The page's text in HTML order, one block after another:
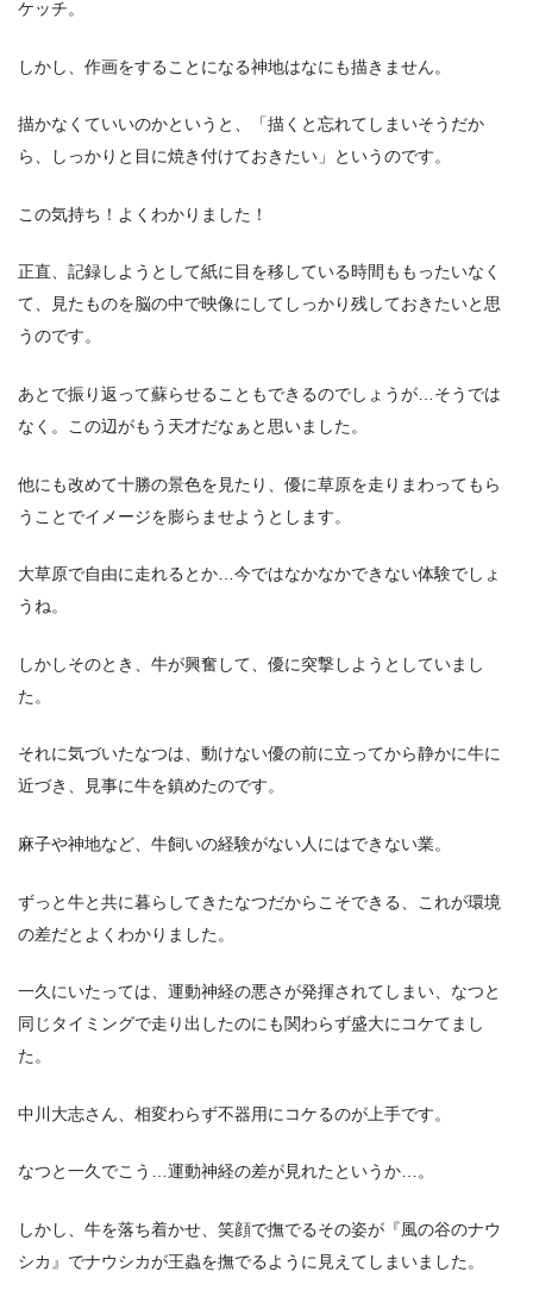
ケッチ。
しかし、作画をすることになる神地はなにも描きません。
描かなくていいのかというと、「描くと忘れてしまいそうだか
ら、しっかりと目に焼き付けておきたい」というのです。
この気持ち！よくわかりました！
正直、記録しようとして紙に目を移している時間ももったいなく
て、見たものを脳の中で映像にしてしっかり残しておきたいと思
うのです。
あとで振り返って蘇らせることもできるのでしょうが…そうでは
なく。この辺がもう天才だなぁと思いました。
他にも改めて十勝の景色を見たり、優に草原を走りまわってもら
うことでイメージを膨らませようとします。
大草原で自由に走れるとか…今ではなかなかできない体験でしょ
うね。
しかしそのとき、牛が興奮して、優に突撃しようとしていまし
た。
それに気づいたなつは、動けない優の前に立ってから静かに牛に
近づき、見事に牛を鎮めたのです。
麻子や神地など、牛飼いの経験がない人にはできない業。
ずっと牛と共に暮らしてきたなつだからこそできる、これが環境
の差だとよくわかりました。
一久にいたっては、運動神経の悪さが発揮されてしまい、なつと
同じタイミングで走り出したのにも関わらず盛大にコケてまし
た。
中川大志さん、相変わらず不器用にコケるのが上手です。
なつと一久でこう…運動神経の差が見れたというか…。
しかし、牛を落ち着かせ、笑顔で撫でるその姿が『風の谷のナウ
シカ』でナウシカが王蟲を撫でるように見えてしまいました。